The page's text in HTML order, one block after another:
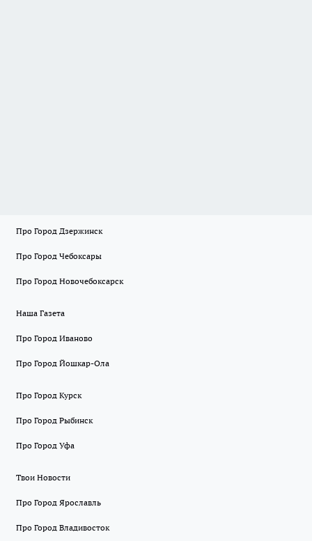
Про Город Дзержинск
Про Город Чебоксары
Про Город Новочебоксарск
Наша Газета
Про Город Иваново
Про Город Йошкар-Ола
Про Город Курск
Про Город Рыбинск
Про Город Уфа
Твои Новости
Про Город Ярославль
Про Город Владивосток